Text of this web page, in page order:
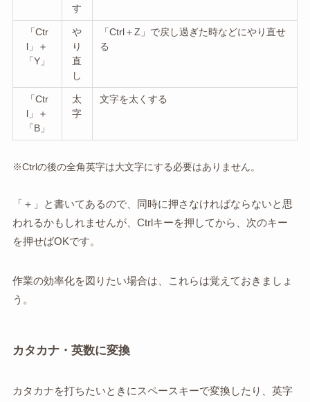
す
「Ctr
l」＋
「Y」
や
り
直
し
「Ctrl＋Z」で戻し過ぎた時などにやり直せ
る
「Ctr
l」＋
「B」
太
字
文字を太くする
※Ctrlの後の全角英字は大文字にする必要はありません。
「＋」と書いてあるので、同時に押さなければならないと思
われるかもしれませんが、Ctrlキーを押してから、次のキー
を押せばOKです。
作業の効率化を図りたい場合は、これらは覚えておきましょ
う。
カタカナ・英数に変換
カタカナを打ちたいときにスペースキーで変換したり、英字